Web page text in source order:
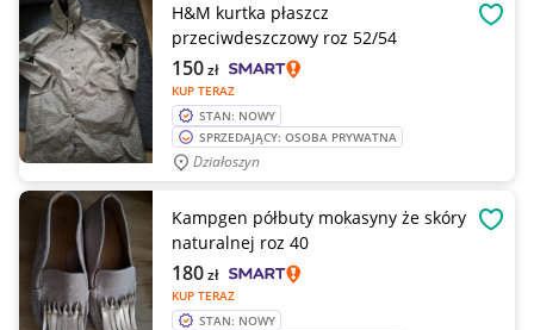
H&M kurtka płaszcz
przeciwdeszczowy roz 52/54
KUP TERAZ
150zł
STAN: NOWY
SPRZEDAJĄCY: OSOBA PRYWATNA
Działoszyn
Kampgen półbuty mokasyny że skóry
naturalnej roz 40
KUP TERAZ
180zł
STAN: NOWY